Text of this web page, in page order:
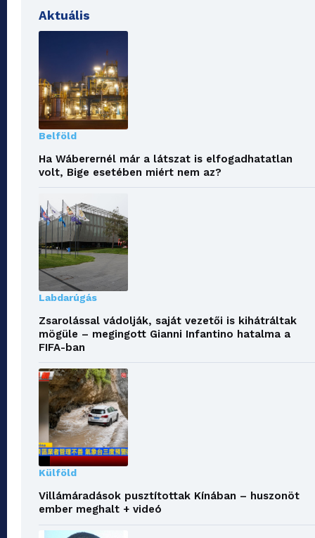
Aktuális
Belföld
Ha Wáberernél már a látszat is elfogadhatatlan
volt, Bige esetében miért nem az?
Labdarúgás
Zsarolással vádolják, saját vezetői is kihátráltak
mögüle – megingott Gianni Infantino hatalma a
FIFA-ban
Külföld
Villámáradások pusztítottak Kínában – huszonöt
ember meghalt + videó